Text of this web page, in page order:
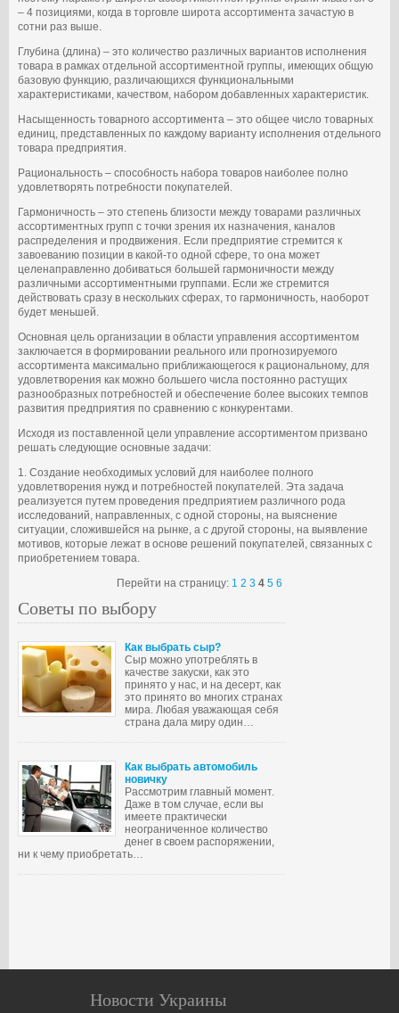
– 4 позициями, когда в торговле широта ассортимента зачастую в
сотни раз выше.
Глубина (длина) – это количество различных вариантов исполнения
товара в рамках отдельной ассортиментной группы, имеющих общую
базовую функцию, различающихся функциональными
характеристиками, качеством, набором добавленных характеристик.
Насыщенность товарного ассортимента – это общее число товарных
единиц, представленных по каждому варианту исполнения отдельного
товара предприятия.
Рациональность – способность набора товаров наиболее полно
удовлетворять потребности покупателей.
Гармоничность – это степень близости между товарами различных
ассортиментных групп с точки зрения их назначения, каналов
распределения и продвижения. Если предприятие стремится к
завоеванию позиции в какой-то одной сфере, то она может
целенаправленно добиваться большей гармоничности между
различными ассортиментными группами. Если же стремится
действовать сразу в нескольких сферах, то гармоничность, наоборот
будет меньшей.
Основная цель организации в области управления ассортиментом
заключается в формировании реального или прогнозируемого
ассортимента максимально приближающегося к рациональному, для
удовлетворения как можно большего числа постоянно растущих
разнообразных потребностей и обеспечение более высоких темпов
развития предприятия по сравнению с конкурентами.
Исходя из поставленной цели управление ассортиментом призвано
решать следующие основные задачи:
1. Создание необходимых условий для наиболее полного
удовлетворения нужд и потребностей покупателей. Эта задача
реализуется путем проведения предприятием различного рода
исследований, направленных, с одной стороны, на выяснение
ситуации, сложившейся на рынке, а с другой стороны, на выявление
мотивов, которые лежат в основе решений покупателей, связанных с
приобретением товара.
Перейти на страницу: 1 2 3 4 5 6
Советы по выбору
Как выбрать сыр?
Сыр можно употреблять в
качестве закуски, как это
принято у нас, и на десерт, как
это принято во многих странах
мира. Любая уважающая себя
страна дала миру один…
Как выбрать автомобиль
новичку
Рассмотрим главный момент.
Даже в том случае, если вы
имеете практически
неограниченное количество
денег в своем распоряжении,
ни к чему приобретать…
Новости Украины